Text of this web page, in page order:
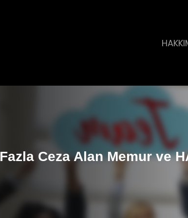
Ceza Alan Memur ve